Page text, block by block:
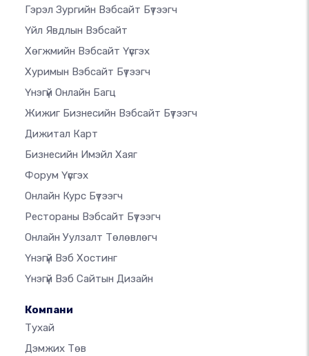
Гэрэл Зургийн Вэбсайт Бүтээгч
Үйл Явдлын Вэбсайт
Хөгжмийн Вэбсайт Үүсгэх
Хуримын Вэбсайт Бүтээгч
Үнэгүй Онлайн Багц
Жижиг Бизнесийн Вэбсайт Бүтээгч
Дижитал Карт
Бизнесийн Имэйл Хаяг
Форум Үүсгэх
Онлайн Курс Бүтээгч
Рестораны Вэбсайт Бүтээгч
Онлайн Уулзалт Төлөвлөгч
Үнэгүй Вэб Хостинг
Үнэгүй Вэб Сайтын Дизайн
Компани
Тухай
Дэмжих Төв